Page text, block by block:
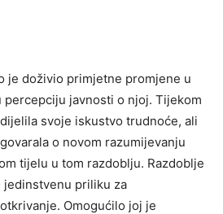
je doživio primjetne promjene u
percepciju javnosti o njoj. Tijekom
svoje iskustvo trudnoće, ali
o novom razumijevanju
tijelu u tom razdoblju. Razdoblje
priliku za
Omogućilo joj je